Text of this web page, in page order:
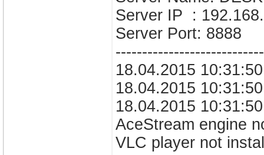
Server IP :
Server Port: 8888
18.04.2015
18.04.2015
18.04.2015
AceStream engine
VLC player not